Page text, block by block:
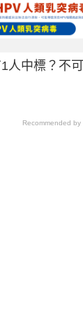
人中標？不
Recommended by